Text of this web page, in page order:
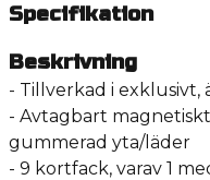
Beskrivning
- Tillverkad i exklusivt,
- Avtagbart
gummerad yta/läder
- 9 kortfack, varav 1
Specifikation